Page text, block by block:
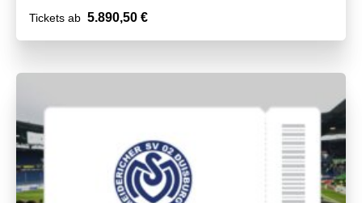
Tickets ab 5.890,50 €